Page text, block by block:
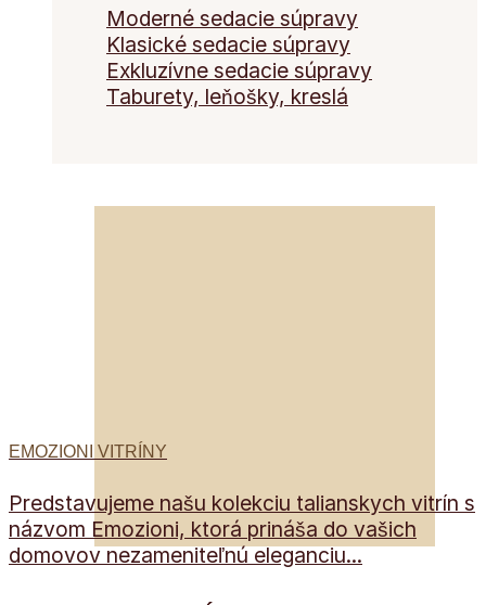
Moderné sedacie súpravy
Klasické sedacie súpravy
Exkluzívne sedacie súpravy
Taburety, leňošky, kreslá
EMOZIONI VITRÍNY
Predstavujeme našu kolekciu talianskych vitrín s
názvom Emozioni, ktorá prináša do vašich
domovov nezameniteľnú eleganciu...